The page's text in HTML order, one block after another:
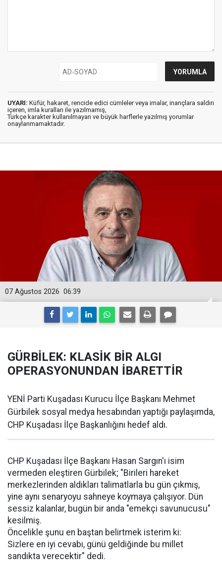
UYARI: Küfür, hakaret, rencide edici cümleler veya imalar, inançlara saldırı
içeren, imla kuralları ile yazılmamış,
Türkçe karakter kullanılmayan ve büyük harflerle yazılmış yorumlar
onaylanmamaktadır.
06:39
07 Ağustos 2026
GÜRBİLEK: KLASİK BİR ALGI
OPERASYONUNDAN İBARETTİR
YENİ Parti Kuşadası Kurucu İlçe Başkanı Mehmet
Gürbilek sosyal medya hesabından yaptığı paylaşımda,
CHP Kuşadası İlçe Başkanlığını hedef aldı.
CHP Kuşadası İlçe Başkanı Hasan Sargın'ı isim
vermeden eleştiren Gürbilek; "Birileri hareket
merkezlerinden aldıkları talimatlarla bu gün çıkmış,
yine aynı senaryoyu sahneye koymaya çalışıyor. Dün
sessiz kalanlar, bugün bir anda "emekçi savunucusu"
kesilmiş.
Öncelikle şunu en baştan belirtmek isterim ki:
Sizlere en iyi cevabı, günü geldiğinde bu millet
sandıkta verecektir" dedi.